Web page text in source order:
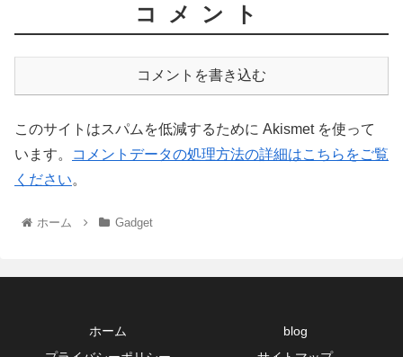
コメント
コメントを書き込む
このサイトはスパムを低減するために Akismet を使って
います。
コメントデータの処理方法の詳細はこちらをご覧
ください。
ホーム Gadget
ホーム
blog